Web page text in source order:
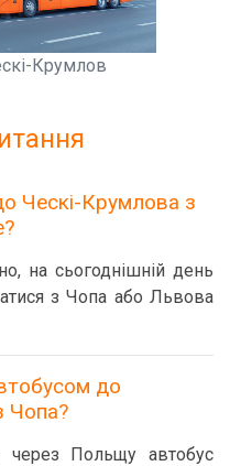
Крумлов
Ческі-Крумлова з
на сьогоднішній день
з Чопа або Львова
до
Чопа?
через Польщу автобус